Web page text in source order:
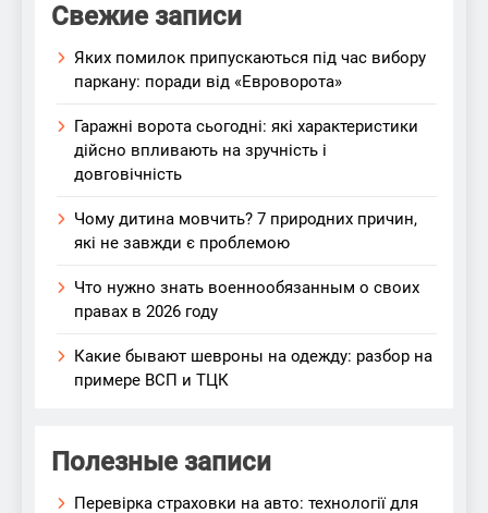
Свежие записи
Яких помилок припускаються під час вибору
паркану: поради від «Евроворота»
Гаражні ворота сьогодні: які характеристики
дійсно впливають на зручність і
довговічність
Чому дитина мовчить? 7 природних причин,
які не завжди є проблемою
Что нужно знать военнообязанным о своих
правах в 2026 году
Какие бывают шевроны на одежду: разбор на
примере ВСП и ТЦК
Полезные записи
Перевірка страховки на авто: технології для